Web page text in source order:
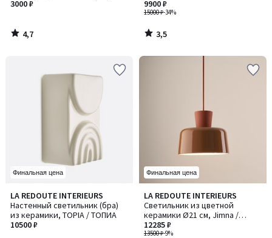
Onoki / Оноки
3000 ₽
4,7
/
15000 ₽-34%
9900 ₽
3,5
/
Финальная цена
LA REDOUTE INTERIEURS
Настенный светильник (бра)
из керамики, TOPIA / ТОПИА
10500 ₽
Финальная цена
LA REDOUTE INTERIEURS
Светильник из цветной
керамики Ø21 см, Jimna /
Джимна
13500 ₽-9%
12285 ₽
4,5
/ 5
Количество
цветов:
2